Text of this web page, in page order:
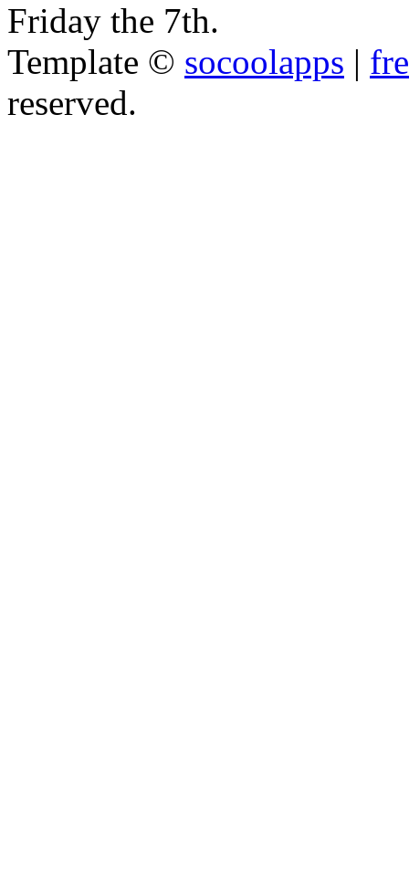
Friday the 7th.
Template © socoolapps |
reserved.